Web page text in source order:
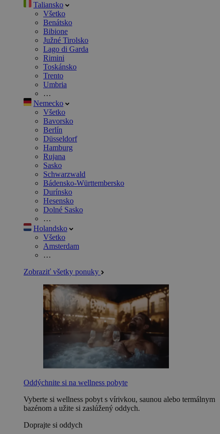
Taliansko
Všetko
Benátsko
Bibione
Južné Tirolsko
Lago di Garda
Rimini
Toskánsko
Trento
Umbria
…
Nemecko
Všetko
Bavorsko
Berlín
Düsseldorf
Hamburg
Rujana
Sasko
Schwarzwald
Bádensko-Württembersko
Durínsko
Hesensko
Dolné Sasko
…
Holandsko
Všetko
Amsterdam
…
Zobraziť všetky ponuky
Oddýchnite si na wellness pobyte
Vyberte si wellness pobyt s vírivkou, saunou alebo termálnym
bazénom a užite si zaslúžený oddych.
Doprajte si oddych